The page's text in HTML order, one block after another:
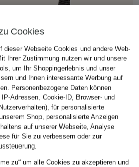
Cookies
dieser Webseite Cookies und andere Web-
Ihrer Zustimmung nutzen wir und unsere
um Ihr Shoppingerlebnis und unser
und Ihnen interessante Werbung auf
Personenbezogene Daten können
Adressen, Cookie-ID, Browser- und
für personalisierte
Shop, personalisierte Anzeigen
auf unserer Webseite, Analyse
für Sie zu verbessern oder zur
zu“ um alle Cookies zu akzeptieren und